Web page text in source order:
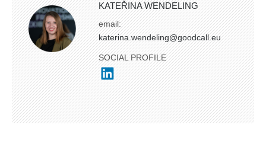
KATEŘINA WENDELING
email:
katerina.wendeling@goodcall.eu
SOCIAL PROFILE